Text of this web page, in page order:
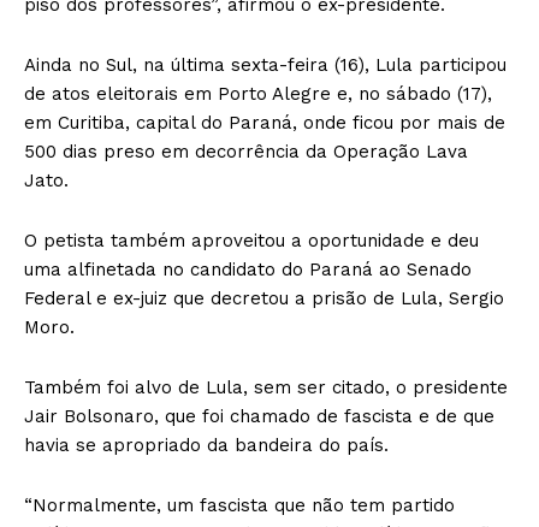
piso dos professores”, afirmou o ex-presidente.
Ainda no Sul, na última sexta-feira (16), Lula participou
de atos eleitorais em Porto Alegre e, no sábado (17),
em Curitiba, capital do Paraná, onde ficou por mais de
500 dias preso em decorrência da Operação Lava
Jato.
O petista também aproveitou a oportunidade e deu
uma alfinetada no candidato do Paraná ao Senado
Federal e ex-juiz que decretou a prisão de Lula, Sergio
Moro.
Também foi alvo de Lula, sem ser citado, o presidente
Jair Bolsonaro, que foi chamado de fascista e de que
havia se apropriado da bandeira do país.
“Normalmente, um fascista que não tem partido